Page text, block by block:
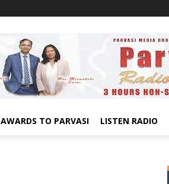
AWARDS TO PARVASI LISTEN RADIO